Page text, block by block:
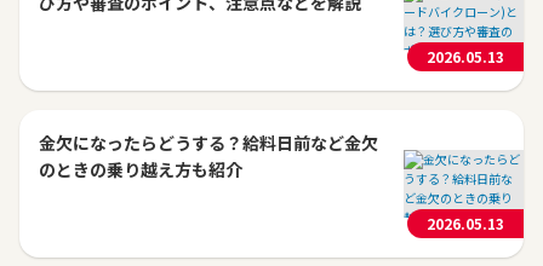
2026.05.13
金欠になったらどうする？給料日前など金欠
のときの乗り越え方も紹介
2026.05.13